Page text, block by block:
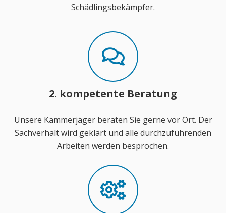
Schädlingsbekämpfer.
2. kompetente Beratung
Unsere Kammerjäger beraten Sie gerne vor Ort. Der
Sachverhalt wird geklärt und alle durchzuführenden
Arbeiten werden besprochen.